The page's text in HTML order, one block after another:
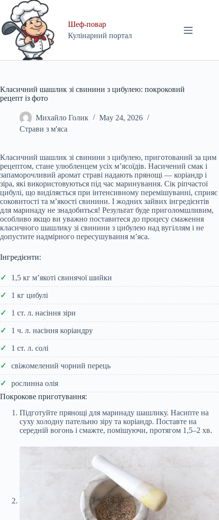
content
Шеф-повар
Кулінарний портал
Класичний шашлик зі свинини з цибулею: покроковий
рецепт із фото
Михайло Голик
May 24, 2026
Страви з м'яса
Класичний шашлик зі свинини з цибулею, приготований за цим
рецептом, стане улюбленцем усіх м’ясоїдів. Насичений смак і
запаморочливий аромат страві надають прянощі — коріандр і
зіра, які використовуються під час маринування. Сік ріпчастої
цибулі, що виділяється при інтенсивному перемішуванні, сприяє
соковитості та м’якості свинини. І жодних зайвих інгредієнтів
для маринаду не знадобиться! Результат буде приголомшливим,
особливо якщо ви уважно поставитеся до процесу смаження
класичного шашлику зі свинини з цибулею над вугіллям і не
допустите надмірного пересушування м’яса.
Інгредієнти:
1,5 кг м’якоті свинячої шийки
1 кг цибулі
1 ст. л. насіння зіри
1 ч. л. насіння коріандру
1 ст. л. солі
свіжомелений чорний перець
рослинна олія
Покрокове приготування:
Підготуйте прянощі для маринаду шашлику. Насипте на
суху холодну пательню зіру та коріандр. Поставте на
середній вогонь і смажте, помішуючи, протягом 1,5–2 хв.